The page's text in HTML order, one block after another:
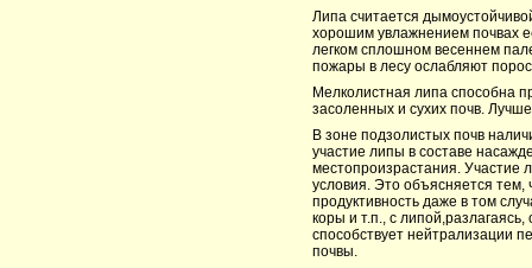
Липа считается
хорошим увлажнением почвах
легком сплошном весеннем
пожары в лесу ослабляют
Мелколистная липа способна
засоленных и сухих почв.
В зоне подзолистых почв
участие липы в составе
местопроизрастания. Участие
условия. Это объясняется тем,
продуктивность даже в том
коры и т.п., с
способствует нейтрализации
почвы.